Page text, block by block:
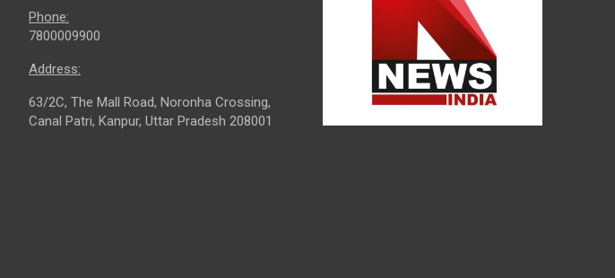
Phone:
7800009900
Address:
63/2C, The Mall Road, Noronha Crossing,
Canal Patri, Kanpur, Uttar Pradesh 208001